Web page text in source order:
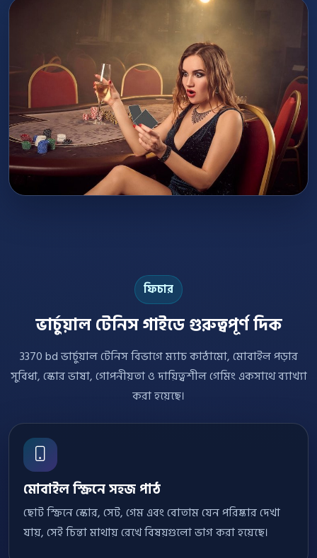
ফিচার
ভার্চুয়াল টেনিস গাইডে গুরুত্বপূর্ণ দিক
3370 bd ভার্চুয়াল টেনিস বিভাগে ম্যাচ কাঠামো, মোবাইল পড়ার
সুবিধা, স্কোর ভাষা, গোপনীয়তা ও দায়িত্বশীল গেমিং একসাথে ব্যাখ্যা
করা হয়েছে।
মোবাইল স্ক্রিনে সহজ পাঠ
ছোট স্ক্রিনে স্কোর, সেট, গেম এবং বোতাম যেন পরিষ্কার দেখা
যায়, সেই চিন্তা মাথায় রেখে বিষয়গুলো ভাগ করা হয়েছে।